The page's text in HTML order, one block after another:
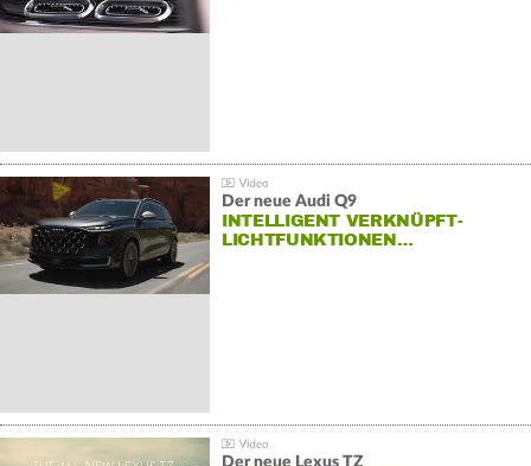
Der neue Audi Q9
INTELLIGENT VERKNÜPFT-
LICHTFUNKTIONEN…